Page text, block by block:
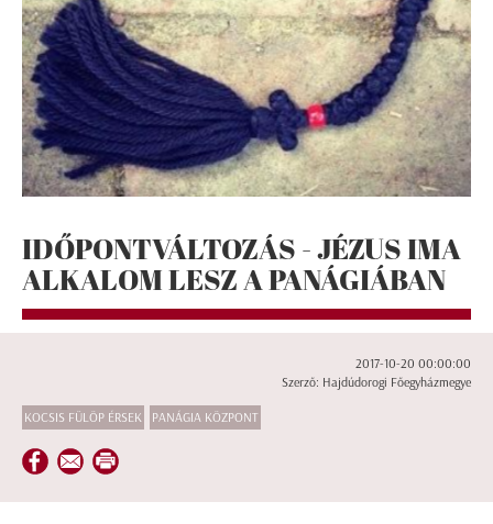
IDŐPONTVÁLTOZÁS - JÉZUS IMA
ALKALOM LESZ A PANÁGIÁBAN
2017-10-20 00:00:00
Szerző: Hajdúdorogi Főegyházmegye
KOCSIS FÜLÖP ÉRSEK PANÁGIA KÖZPONT